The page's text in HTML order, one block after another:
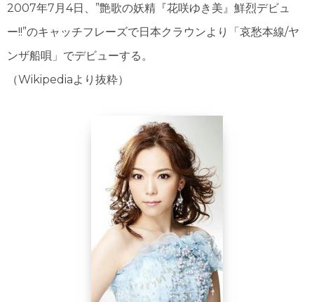
2007年7月4日、”艶歌の妖精『花咲ゆき美』鮮烈デビュ
ー!!”のキャッチフレーズで日本クラウンより「哀愁本線/ヤ
ンザ船唄」でデビューする。
（Wikipediaより抜粋）